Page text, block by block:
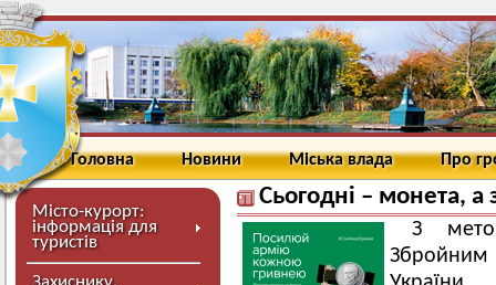
Головна Новини Міська влада Про
Місто-курорт:
інформація для
туристів
Сьогодні – монета, а
З
Збройним